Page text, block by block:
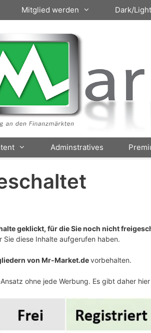
Mitglied werden Dark/Light
Adminstratives
geklickt, für die Sie noch nicht
diese Inhalte aufgerufen haben.
von Mr-Market.devorbehalten.
ohne jede Werbung. Es gibt daher